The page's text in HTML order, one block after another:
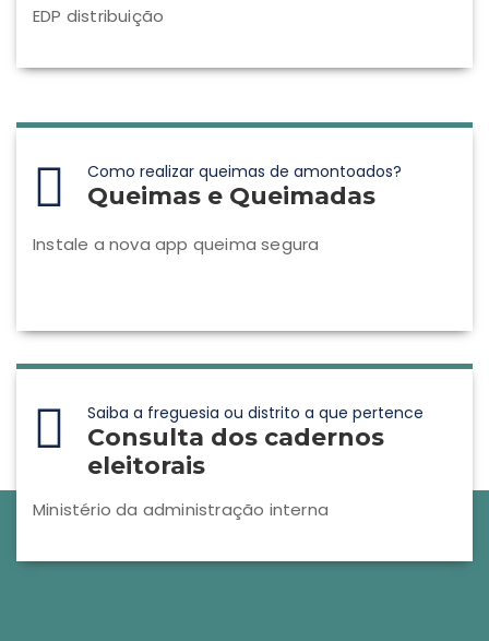
EDP distribuição
Como realizar queimas de amontoados?
Queimas e Queimadas
Instale a nova app queima segura
Saiba a freguesia ou distrito a que pertence
Consulta dos cadernos
eleitorais
Ministério da administração interna